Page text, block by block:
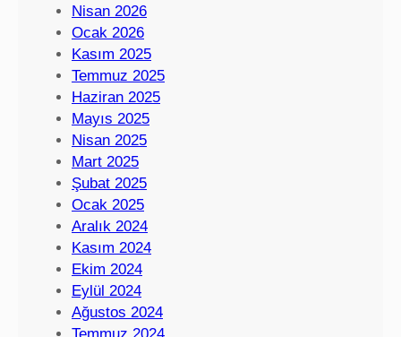
Nisan 2026
Ocak 2026
Kasım 2025
Temmuz 2025
Haziran 2025
Mayıs 2025
Nisan 2025
Mart 2025
Şubat 2025
Ocak 2025
Aralık 2024
Kasım 2024
Ekim 2024
Eylül 2024
Ağustos 2024